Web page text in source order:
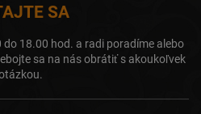
SA
do 18.00 hod. a radi poradíme alebo
sa na nás obrátiť s akoukoľvek